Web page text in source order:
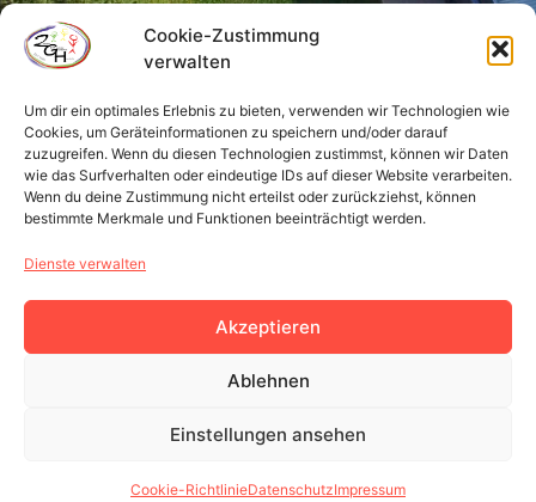
Cookie-Zustimmung
verwalten
Um dir ein optimales Erlebnis zu bieten, verwenden wir Technologien wie
Cookies, um Geräteinformationen zu speichern und/oder darauf
zuzugreifen. Wenn du diesen Technologien zustimmst, können wir Daten
wie das Surfverhalten oder eindeutige IDs auf dieser Website verarbeiten.
Wenn du deine Zustimmung nicht erteilst oder zurückziehst, können
bestimmte Merkmale und Funktionen beeinträchtigt werden.
Dienste verwalten
Akzeptieren
Ablehnen
Einstellungen ansehen
Cookie-RichtlinieDatenschutzImpressum
Termine
Rechtliches
Impressum
Cookie-Richtlinie
© Copyright 2026 - Schule Haunsheim